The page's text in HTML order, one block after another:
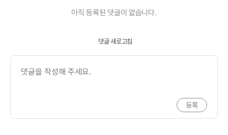
아직 등록된 댓글이 없습니다.
댓글 새로고침